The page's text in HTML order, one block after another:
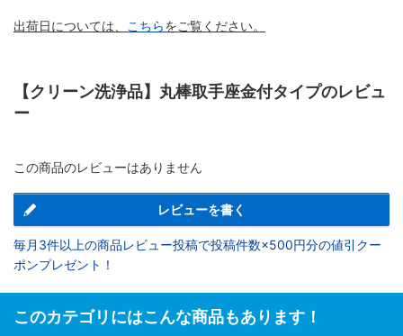
出荷日については、 こちらをご覧ください。
【クリーン洗浄品】丸棒取手座金付タイプのレビュ
ー
この商品のレビューはありません
レビューを書く
毎月3件以上の商品レビュー投稿で投稿件数×500円分の値引クー
ポンプレゼント！
このカテゴリにはこんな商品もあります！